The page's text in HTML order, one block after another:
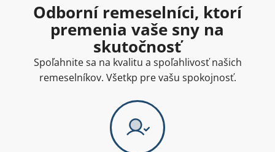
Odborní remeselníci, ktorí
premenia vaše sny na
skutočnosť
Spoľahnite sa na kvalitu a spoľahlivosť našich
remeselníkov. Všetkp pre vašu spokojnosť.